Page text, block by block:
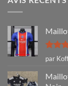
Note
5
par